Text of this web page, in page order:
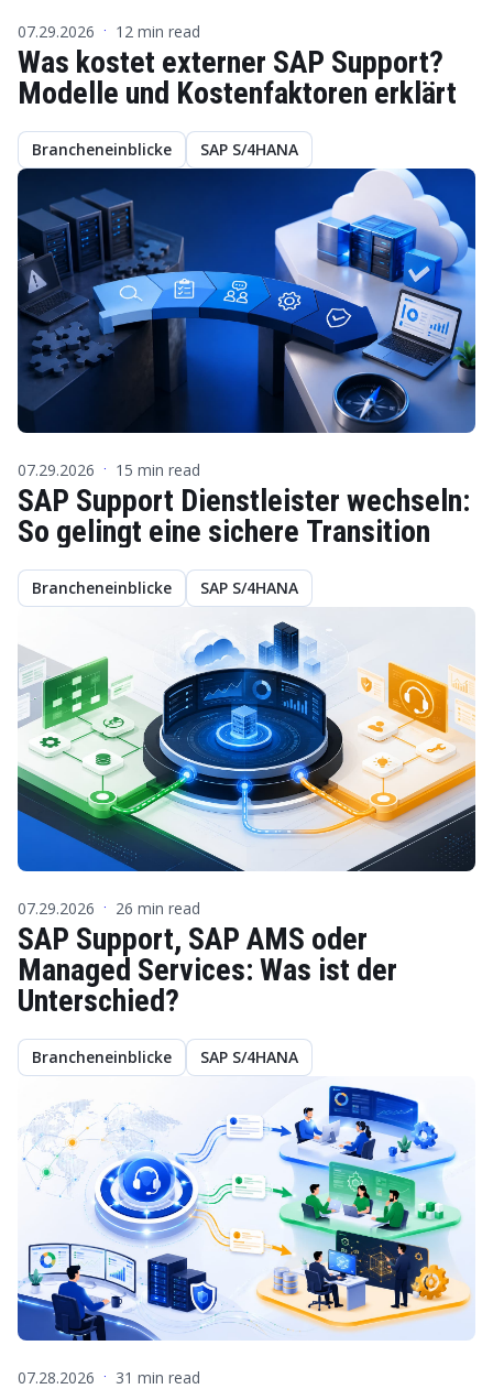
07.29.2026 · 12 min read
Was kostet externer SAP Support?
Modelle und Kostenfaktoren erklärt
Brancheneinblicke SAP S/4HANA
07.29.2026 · 15 min read
SAP Support Dienstleister wechseln:
So gelingt eine sichere Transition
Brancheneinblicke SAP S/4HANA
07.29.2026 · 26 min read
SAP Support, SAP AMS oder
Managed Services: Was ist der
Unterschied?
Brancheneinblicke SAP S/4HANA
07.28.2026 · 31 min read